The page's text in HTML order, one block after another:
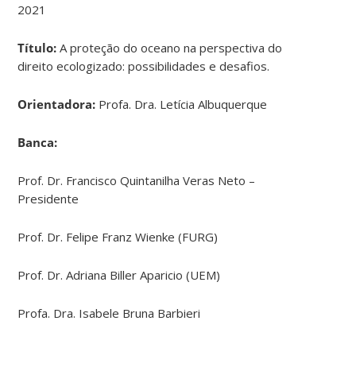
2021
Título:A proteção do oceano na perspectiva do
direito ecologizado: possibilidades e desafios.
Orientadora: Profa. Dra. Letícia Albuquerque
Banca:
Prof. Dr. Francisco Quintanilha Veras Neto –
Presidente
Prof. Dr. Felipe Franz Wienke (FURG)
Prof. Dr. Adriana Biller Aparicio (UEM)
Profa. Dra. Isabele Bruna Barbieri